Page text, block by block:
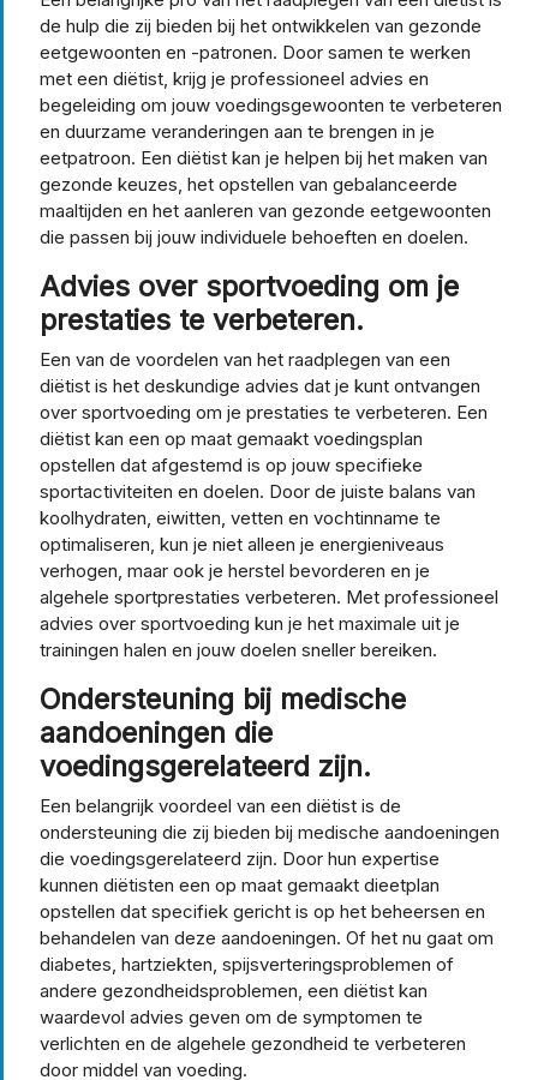
de hulp die zij bieden bij het ontwikkelen van gezonde
eetgewoonten en -patronen. Door samen te werken
met een diëtist, krijg je professioneel advies en
begeleiding om jouw voedingsgewoonten te verbeteren
en duurzame veranderingen aan te brengen in je
eetpatroon. Een diëtist kan je helpen bij het maken van
gezonde keuzes, het opstellen van gebalanceerde
maaltijden en het aanleren van gezonde eetgewoonten
die passen bij jouw individuele behoeften en doelen.
Advies over sportvoeding om je
prestaties te verbeteren.
Een van de voordelen van het raadplegen van een
diëtist is het deskundige advies dat je kunt ontvangen
over sportvoeding om je prestaties te verbeteren. Een
diëtist kan een op maat gemaakt voedingsplan
opstellen dat afgestemd is op jouw specifieke
sportactiviteiten en doelen. Door de juiste balans van
koolhydraten, eiwitten, vetten en vochtinname te
optimaliseren, kun je niet alleen je energieniveaus
verhogen, maar ook je herstel bevorderen en je
algehele sportprestaties verbeteren. Met professioneel
advies over sportvoeding kun je het maximale uit je
trainingen halen en jouw doelen sneller bereiken.
Ondersteuning bij medische
aandoeningen die
voedingsgerelateerd zijn.
Een belangrijk voordeel van een diëtist is de
ondersteuning die zij bieden bij medische aandoeningen
die voedingsgerelateerd zijn. Door hun expertise
kunnen diëtisten een op maat gemaakt dieetplan
opstellen dat specifiek gericht is op het beheersen en
behandelen van deze aandoeningen. Of het nu gaat om
diabetes, hartziekten, spijsverteringsproblemen of
andere gezondheidsproblemen, een diëtist kan
waardevol advies geven om de symptomen te
verlichten en de algehele gezondheid te verbeteren
door middel van voeding.